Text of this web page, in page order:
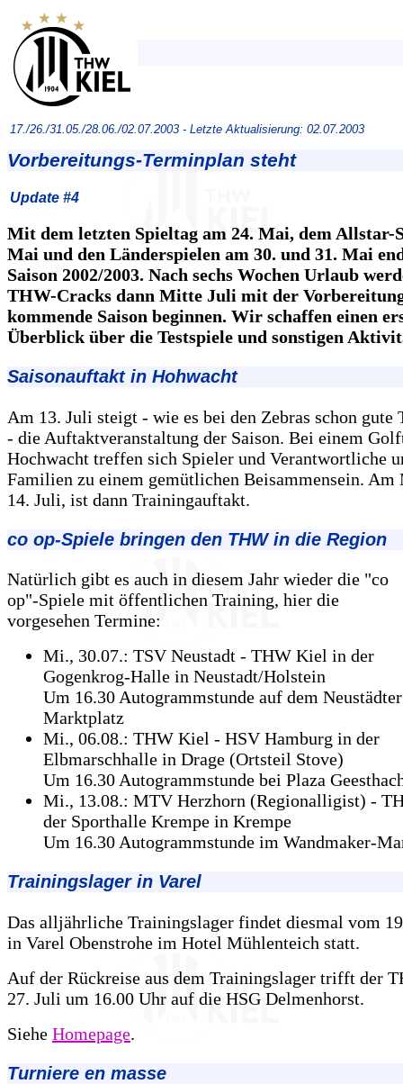
17./26./31.05./28.06./02.07.2003 - Letzte Aktualisierung: 02.07.2003
Vorbereitungs-Terminplan steht
Update #4
Mit dem letzten Spieltag am 24. Mai, dem Allstar-
Mai und den Länderspielen am 30. und 31. Mai
Saison 2002/2003. Nach sechs Wochen Urlaub
THW-Cracks dann Mitte Juli mit der
kommende Saison beginnen. Wir schaffen einen
Überblick über die Testspiele und sonstigen
Saisonauftakt in Hohwacht
Am 13. Juli steigt - wie es bei den Zebras schon gute
- die Auftaktveranstaltung der Saison. Bei einem
Hochwacht treffen sich Spieler und Verantwortliche
Familien zu einem gemütlichen Beisammensein. Am
14. Juli, ist dann Trainingauftakt.
co op-Spiele bringen den THW in die Region
Natürlich gibt es auch in diesem Jahr wieder die "co
op"-Spiele mit öffentlichen Training, hier die
vorgesehen Termine:
Mi., 30.07.: TSV Neustadt - THW Kiel in der
Gogenkrog-Halle in Neustadt/Holstein
Um 16.30 Autogrammstunde auf dem Neustädter
Marktplatz
Mi., 06.08.: THW Kiel - HSV Hamburg in der
Elbmarschhalle in Drage (Ortsteil Stove)
Um 16.30 Autogrammstunde bei Plaza
Mi., 13.08.: MTV Herzhorn (Regionalligist) -
der Sporthalle Krempe in Krempe
Um 16.30 Autogrammstunde im Wandmaker-
Trainingslager in Varel
Das alljährliche Trainingslager findet diesmal vom
in Varel Obenstrohe im Hotel Mühlenteich statt.
Auf der Rückreise aus dem Trainingslager trifft der
27. Juli um 16.00 Uhr auf die HSG Delmenhorst.
Siehe Homepage.
Turniere en masse